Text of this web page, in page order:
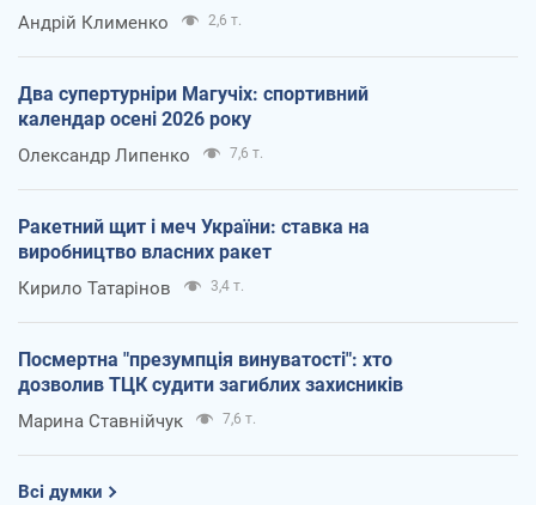
Андрій Клименко 2,6 т.
Два супертурніри Магучіх: спортивний
календар осені 2026 року
Олександр Липенко 7,6 т.
Ракетний щит і меч України: ставка на
виробництво власних ракет
Кирило Татарінов 3,4 т.
Посмертна "презумпція винуватості": хто
дозволив ТЦК судити загиблих захисників
Марина Ставнійчук 7,6 т.
Всі думки